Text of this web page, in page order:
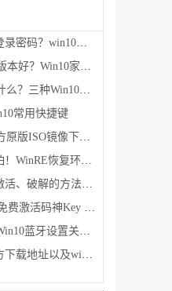
取消登录密码方法图
家庭版和专业版的区别
Win10截图方法介绍
常用快捷键
像下载大全(32位/64位)
复环境轻松修复win10系
破解的方法步骤
Key win10安装密钥激
置关闭或开启方法图解
及win10系统正式版两种